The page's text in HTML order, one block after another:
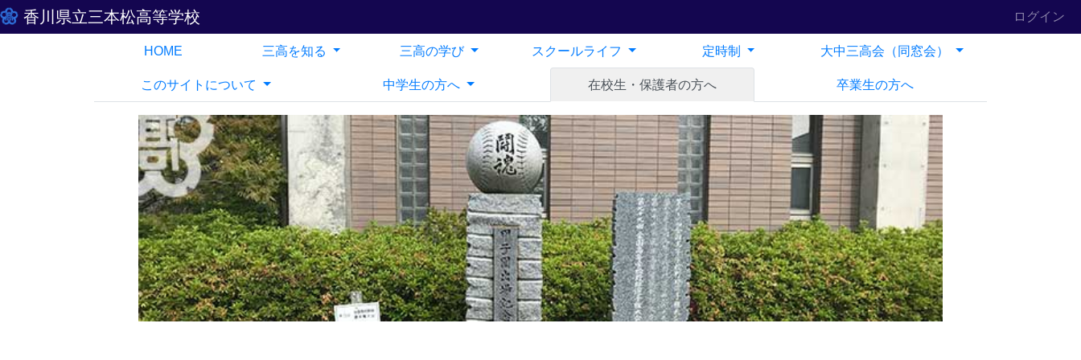
香川県立三本松高等学校 ログイン
HOME 三高を知る 三高の学び スクールライフ
中学生の方へ 在校生・保護者の方へ 卒業生の方へ
定時制 大中三高会（同窓会）
このサイトについて